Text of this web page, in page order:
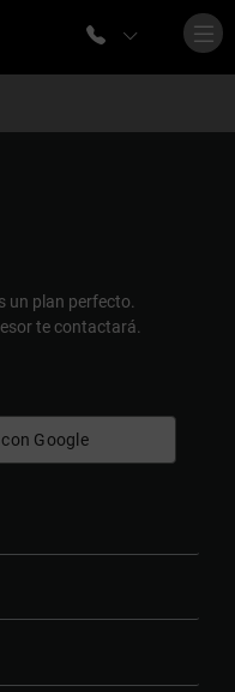
un plan perfecto.
te contactará.
Google